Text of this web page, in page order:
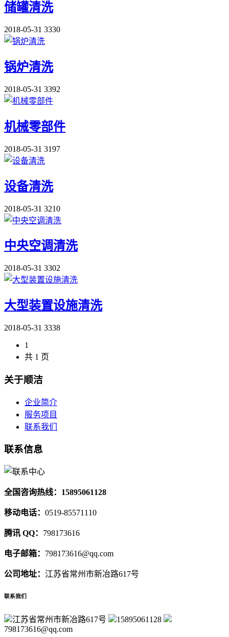
储罐清洗
2018-05-31 3330
锅炉清洗
2018-05-31 3392
机械零部件
2018-05-31 3197
设备清洗
2018-05-31 3210
中央空调清洗
2018-05-31 3302
大型装置设施清洗
2018-05-31 3338
1
共 1 页
关于顺洁
企业简介
服务项目
联系我们
联系信息
全国咨询热线：15895061128
移动电话： 0519-85571110
腾讯 QQ： 798173616
电子邮箱： 798173616@qq.com
公司地址： 江苏省常州市新冶路617号
联系我们
江苏省常州市新冶路617号
15895061128
798173616@qq.com